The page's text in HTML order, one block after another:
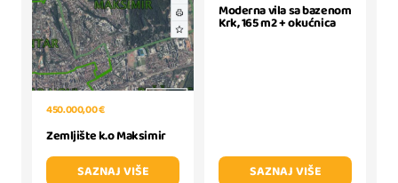
450.000,00 €
Zemljište k.o Maksimir
SAZNAJ VIŠE
Moderna vila sa bazenom
Krk, 165 m2 + okućnica
SAZNAJ VIŠE